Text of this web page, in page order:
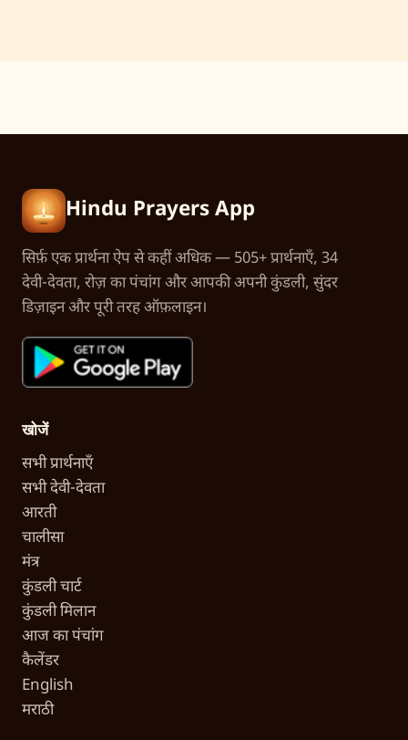
Hindu Prayers App
सिर्फ़ एक प्रार्थना ऐप से कहीं अधिक — 505+ प्रार्थनाएँ, 34
देवी-देवता, रोज़ का पंचांग और आपकी अपनी कुंडली, सुंदर
डिज़ाइन और पूरी तरह ऑफ़लाइन।
खोजें
सभी प्रार्थनाएँ
सभी देवी-देवता
आरती
चालीसा
मंत्र
कुंडली चार्ट
कुंडली मिलान
आज का पंचांग
कैलेंडर
English
मराठी